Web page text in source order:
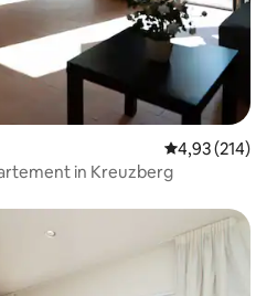
Gemiddelde
4,93 (214)
in Kreuzberg